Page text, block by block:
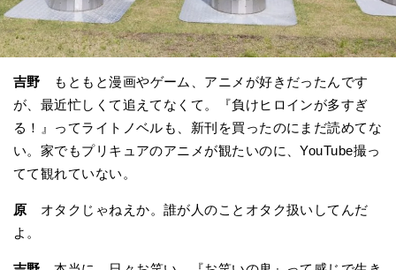
吉野 もともと漫画やゲーム、アニメが好きだったんです
が、最近忙しくて追えてなくて。『負けヒロインが多すぎ
る！』ってライトノベルも、新刊を買ったのにまだ読めてな
い。家でもプリキュアのアニメが観たいのに、YouTube撮っ
てて観れていない。
原 オタクじゃねえか。誰が人のことオタク扱いしてんだ
よ。